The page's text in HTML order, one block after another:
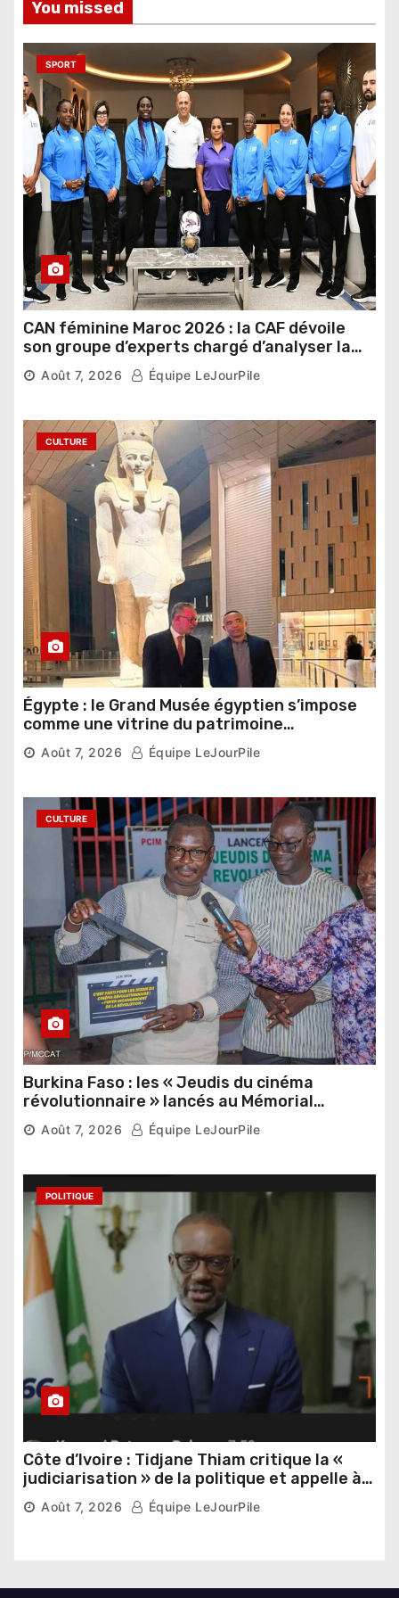
You missed
SPORT
CAN féminine Maroc 2026 : la CAF dévoile
son groupe d’experts chargé d’analyser la
compétition
Août 7, 2026 Équipe LeJourPile
CULTURE
Égypte : le Grand Musée égyptien s’impose
comme une vitrine du patrimoine
pharaonique auprès des dirigeants
étrangers
Août 7, 2026 Équipe LeJourPile
CULTURE
Burkina Faso : les « Jeudis du cinéma
révolutionnaire » lancés au Mémorial
Thomas Sankara
Août 7, 2026 Équipe LeJourPile
POLITIQUE
Côte d’Ivoire : Tidjane Thiam critique la «
judiciarisation » de la politique et appelle à
poursuivre l’apaisement
Août 7, 2026 Équipe LeJourPile